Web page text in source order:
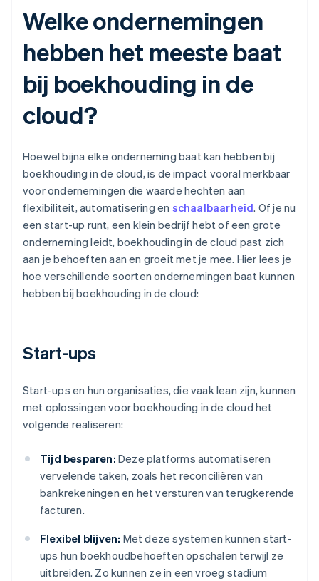
Welke ondernemingen
hebben het meeste baat
bij boekhouding in de
cloud?
Hoewel bijna elke onderneming baat kan hebben bij
boekhouding in de cloud, is de impact vooral merkbaar
voor ondernemingen die waarde hechten aan
flexibiliteit, automatisering en schaalbaarheid. Of je nu
een start-up runt, een klein bedrijf hebt of een grote
onderneming leidt, boekhouding in de cloud past zich
aan je behoeften aan en groeit met je mee. Hier lees je
hoe verschillende soorten ondernemingen baat kunnen
hebben bij boekhouding in de cloud:
Start-ups
Start-ups en hun organisaties, die vaak lean zijn, kunnen
met oplossingen voor boekhouding in de cloud het
volgende realiseren:
Tijd besparen: Deze platforms automatiseren
vervelende taken, zoals het reconciliëren van
bankrekeningen en het versturen van terugkerende
facturen.
Flexibel blijven: Met deze systemen kunnen start-
ups hun boekhoudbehoeften opschalen terwijl ze
uitbreiden. Zo kunnen ze in een vroeg stadium